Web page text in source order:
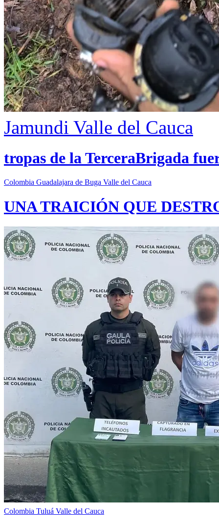
Jamundi Valle del Cauca
tropas de la TerceraBrigada
Colombia Guadalajara de Buga Valle del Cauca
UNA TRAICIÓN QUE
Colombia Tuluá Valle del Cauca